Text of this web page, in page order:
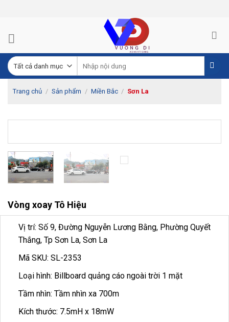
content
Trang chủ / Sản phẩm / Miền Bắc / Sơn La
Vòng xoay Tô Hiệu
Vị trí: Số 9, Đường Nguyễn Lương Bằng, Phường Quyết
Thắng, Tp Sơn La, Sơn La
Mã SKU: SL-2353
Loại hình: Billboard quảng cáo ngoài trời 1 mặt
Tầm nhìn: Tầm nhìn xa 700m
Kích thước: 7.5mH x 18mW